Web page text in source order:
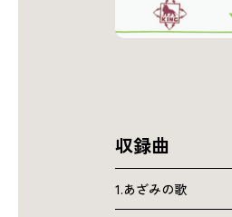
収録曲
1.あざみの歌